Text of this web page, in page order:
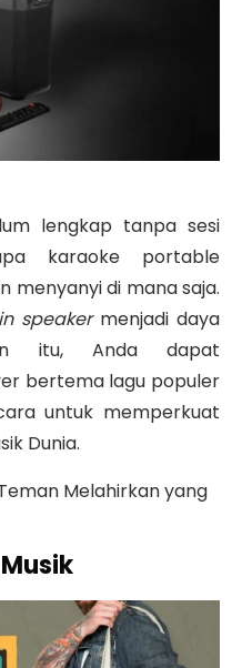
lengkap tanpa sesi
karaoke portable
menyanyi di mana saja.
speaker menjadi daya
itu, Anda dapat
bertema lagu populer
untuk memperkuat
Dunia.
Melahirkan yang